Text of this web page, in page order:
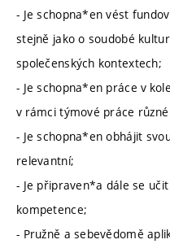
- Je schopna*en vést
stejně jako o soudobé
společenských kontextech;
- Je schopna*en práce v
v rámci týmové práce různé
- Je schopna*en obhájit
relevantní;
- Je připraven*a dále se
kompetence;
- Pružně a sebevědomě